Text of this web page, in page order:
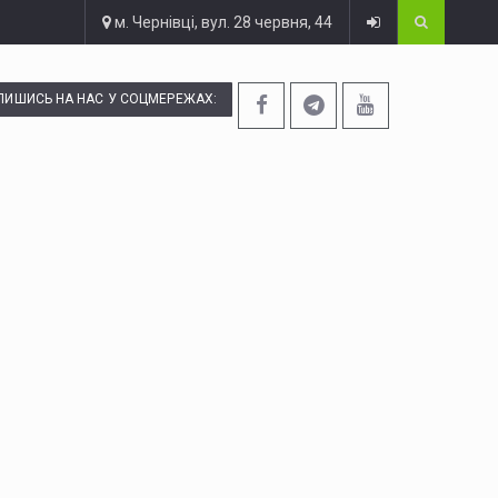
м. Чернівці, вул. 28 червня, 44
НА НАС У СОЦМЕРЕЖАХ: